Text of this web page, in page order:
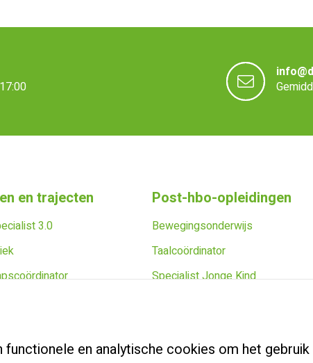
en trajecten
3.0
Post-hbo-opleidingen
Bewegingsonderwijs
Taalcoördinator
Specialist Jonge Kind
en analytische cookies om het